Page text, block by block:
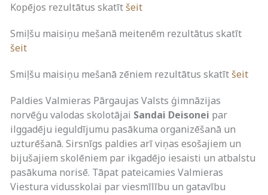
Kopējos rezultātus skatītšeit
Smiļšu maisiņu mešanā meitenēm rezultātus skatīt
šeit
Smiļšu maisiņu mešanā zēniem rezultātus skatītšeit
Paldies Valmieras Pārgaujas Valsts ģimnāzijas
norvēģu valodas skolotājai Sandai Deisonei par
ilggadēju ieguldījumu pasākuma organizēšanā un
uzturēšanā. Sirsnīgs paldies arī viņas esošajiem un
bijušajiem skolēniem par ikgadējo iesaisti un atbalstu
pasākuma norisē. Tāpat pateicamies Valmieras
Viestura vidusskolai par viesmīlību un gatavību